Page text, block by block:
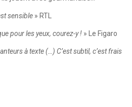
sensible » RTL
pour les yeux, courez-y ! » Le Figaro
à texte (…) C’est subtil, c’est frais